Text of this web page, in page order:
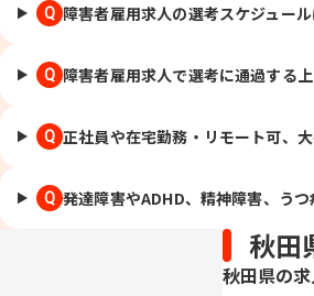
Q 障害者雇用求人の選考スケジュール
Q 障害者雇用求人で選考に通過する
Q 正社員や在宅勤務・リモート可、
Q 発達障害やADHD、精神障害、う
秋田
秋田県の